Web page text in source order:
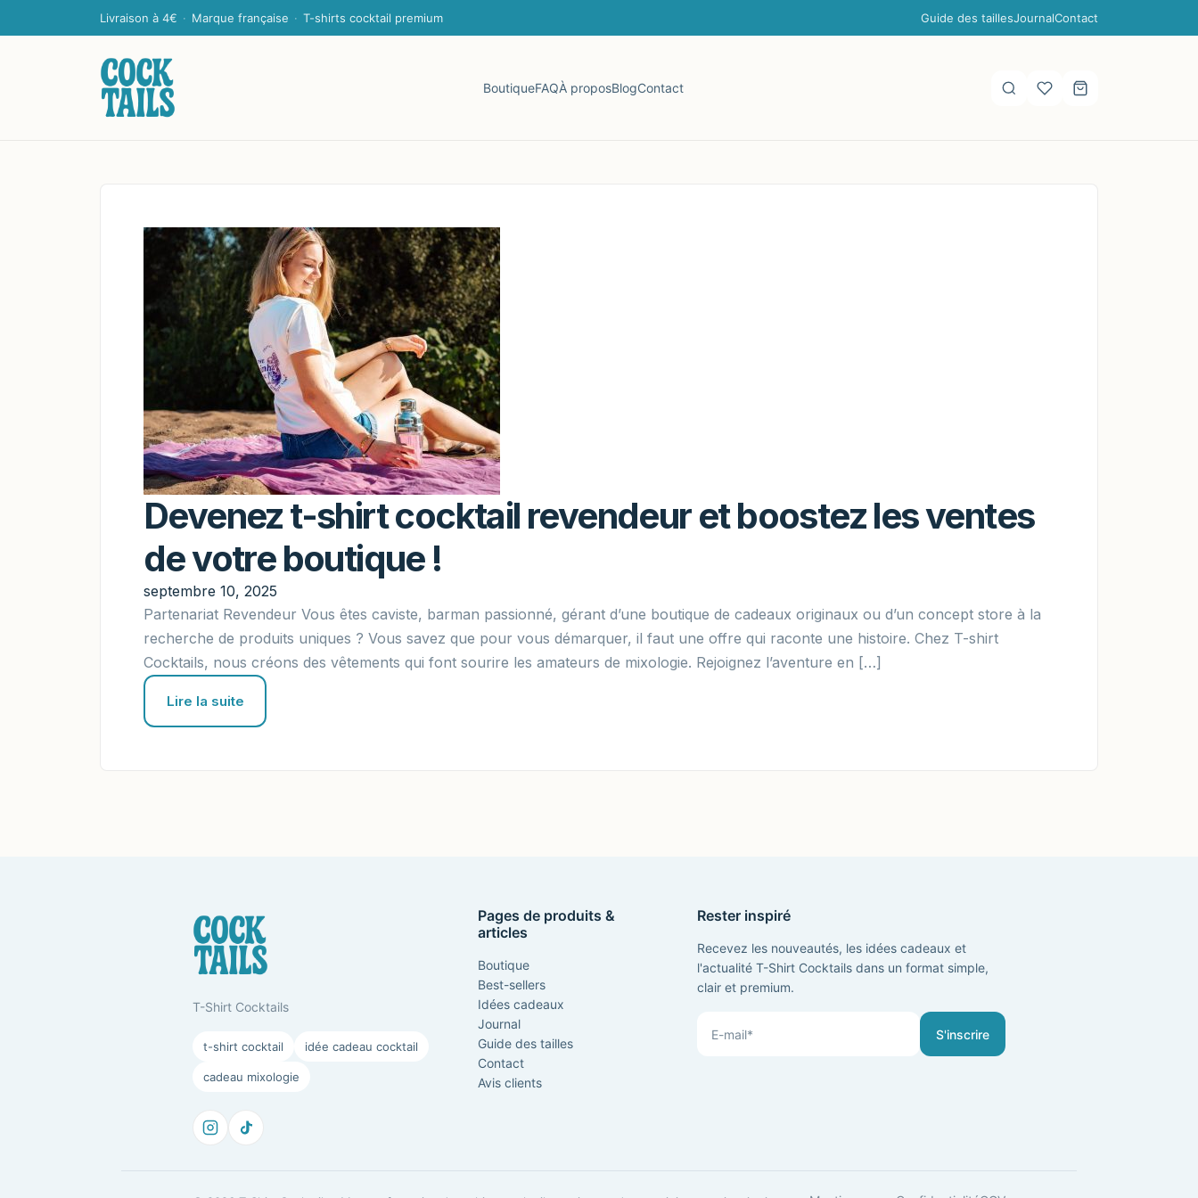
Livraison à 4€ · Marque française · T-shirts cocktail premium Guide des taillesJournalContact
BoutiqueFAQÀ proposBlogContact
Devenez t-shirt cocktail revendeur et boostez les ventes
de votre boutique !
septembre 10, 2025
Partenariat Revendeur Vous êtes caviste, barman passionné, gérant d’une boutique de cadeaux originaux ou d’un concept store à la
recherche de produits uniques ? Vous savez que pour vous démarquer, il faut une offre qui raconte une histoire. Chez T-shirt
Cocktails, nous créons des vêtements qui font sourire les amateurs de mixologie. Rejoignez l’aventure en […]
Lire la suite
T-Shirt Cocktails
t-shirt cocktail idée cadeau cocktail
cadeau mixologie
Pages de produits &
articles
Boutique
Best-sellers
Idées cadeaux
Journal
Guide des tailles
Contact
Avis clients
Rester inspiré
Recevez les nouveautés, les idées cadeaux et
l'actualité T-Shirt Cocktails dans un format simple,
clair et premium.
S'inscrire